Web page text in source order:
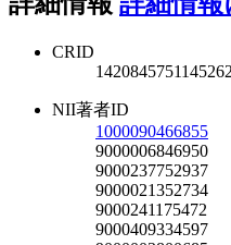
CRID
NII著者ID
1000090466855
9000006846950
9000237752937
9000021352734
9000241175472
9000409334597